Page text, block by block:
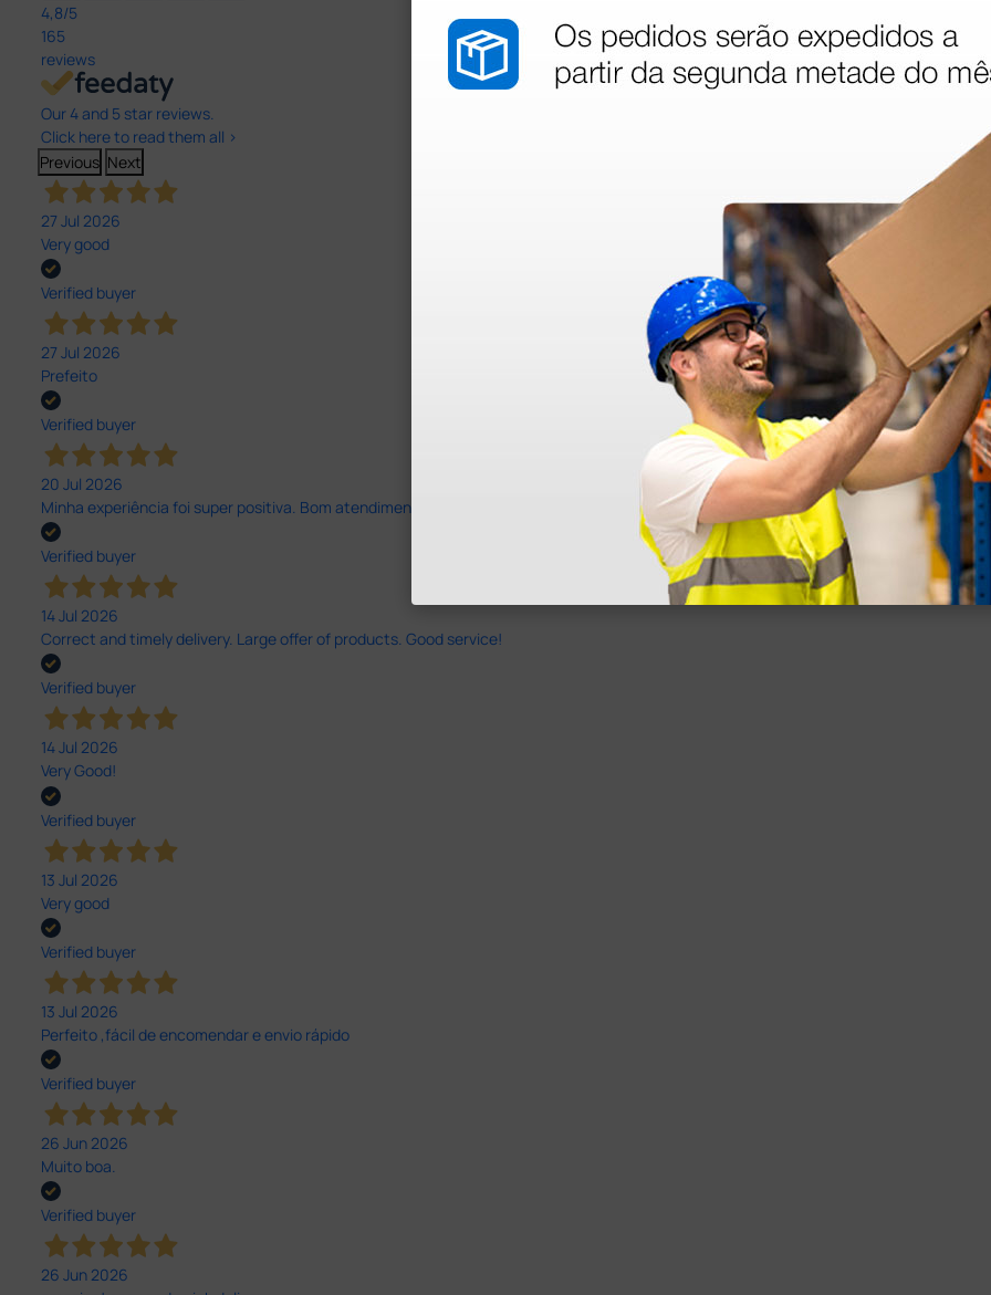
4,8/5
165
reviews
Our 4 and 5 star reviews.
Click here to read them all >
Previous Next
27 Jul 2026
Very good
Verified buyer
27 Jul 2026
Prefeito
Verified buyer
20 Jul 2026
Minha experiência foi super positiva. Bom atendimento e recebi dentro do prazo. Obrigada.
Verified buyer
14 Jul 2026
Correct and timely delivery. Large offer of products. Good service!
Verified buyer
14 Jul 2026
Very Good!
Verified buyer
13 Jul 2026
Very good
Verified buyer
13 Jul 2026
Perfeito ,fácil de encomendar e envio rápido
Verified buyer
26 Jun 2026
Muito boa.
Verified buyer
26 Jun 2026